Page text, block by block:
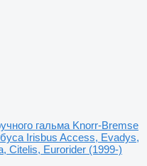
гальма Knorr-Bremse
Irisbus Access, Evadys,
Citelis, Eurorider (1999-)